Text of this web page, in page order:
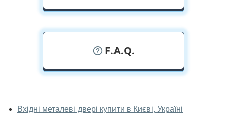
F.A.Q.
наживо?
Вхідні металеві двері купити в Києві, Україні